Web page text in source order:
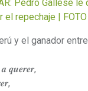
Pedro Gallese
el repechaje | FOTO
y el ganador
𝒒𝒖𝒆𝒓𝒆𝒓,